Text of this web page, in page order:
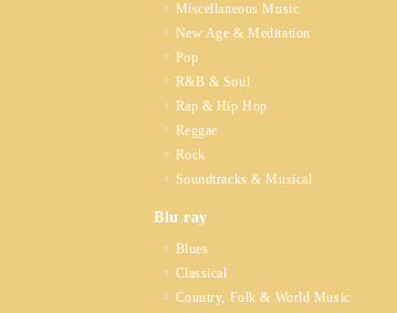
Miscellaneous Music
New Age & Meditation
Pop
R&B & Soul
Rap & Hip Hop
Reggae
Rock
Soundtracks & Musical
Blu ray
Blues
Classical
Country, Folk & World Music